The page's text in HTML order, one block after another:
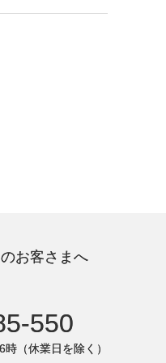
お客さまへ
550
（休業日を除く）